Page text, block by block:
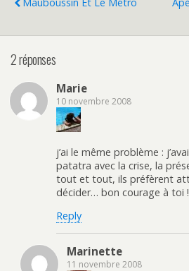
2 réponses
Marie
10 novembre 2008
j’ai le même problème :
patatra avec la crise, la
tout et tout, ils préfèrent
décider… bon courage à toi !
Reply
Marinette
11 novembre 2008